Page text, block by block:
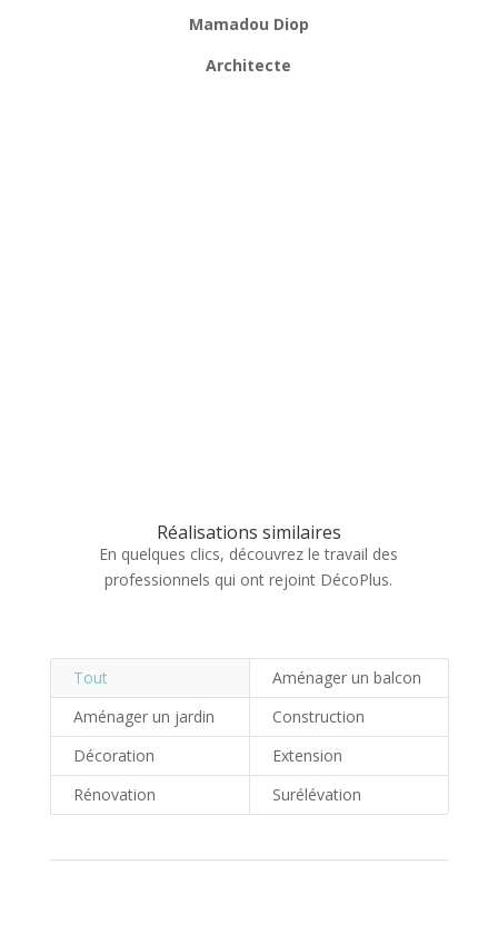
Mamadou Diop
Architecte
Réalisations similaires
En quelques clics, découvrez le travail des
professionnels qui ont rejoint DécoPlus.
Tout
Aménager un balcon
Aménager un jardin
Construction
Décoration
Extension
Rénovation
Surélévation